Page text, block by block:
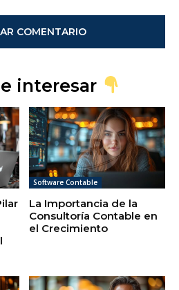
interesar
Software Contable
La Importancia de la
Consultoría Contable en
el Crecimiento